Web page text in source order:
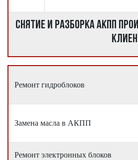
Снятие и разборка АКПП
Ремонт гидроблоков
Замена масла в АКПП
Ремонт электронных блоков